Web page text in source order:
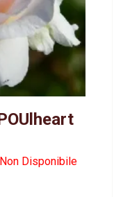
Non Disponibile